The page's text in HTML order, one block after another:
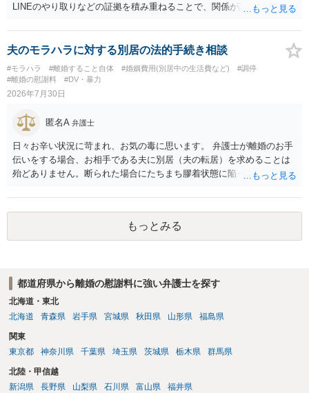
LINEのやり取りなどの証拠を積み重ねることで、関係が認定される余
個別の事情によりますので、お早めに弁護士に相談されることをおす
すめします。
夫のモラハラに対する別居の法的手続き相談
#モラハラ #離婚すること自体 #婚姻費用(別居中の生活費など)
#調停
#離婚の慰謝料
#DV・暴力
2026年7月30日
匿名A 弁護士
日々お辛い状況に苛まれ、お気の毒に思います。 弁護士が離婚のお手
伝いをする場合、お相手である夫に別居（夫の転居）を求めることは
殆どありません。断られた場合にたちまち膠着状態に陥ってしまうの
高いためです。 実務的には、ご相談者さまが転居する形で離婚協議等
を進める選択を採らざるを得ないことが圧倒的多数です。
もっとみる
都道府県から離婚の慰謝料に強い弁護士を探す
北海道・東北
北海道
青森県 岩手県 宮城県 秋田県 山形県 福島県
関東
東京都
神奈川県 千葉県 埼玉県 茨城県 栃木県 群馬県
北陸・甲信越
新潟県
長野県 山梨県 石川県 富山県 福井県